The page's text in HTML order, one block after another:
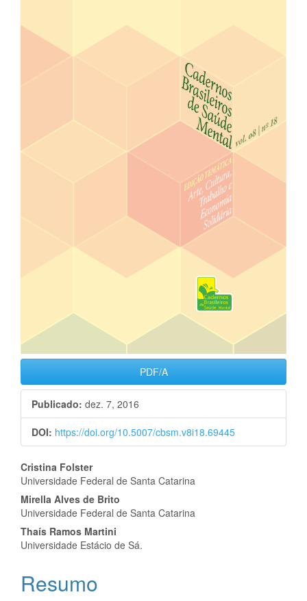
artigos
PDF/A
Publicado: dez. 7, 2016
DOI: https://doi.org/10.5007/cbsm.v8i18.69445
Conteúdo
do
artigo
principal
Cristina Folster
Universidade Federal de Santa Catarina
Mirella Alves de Brito
Universidade Federal de Santa Catarina
Thaís Ramos Martini
Universidade Estácio de Sá.
Resumo